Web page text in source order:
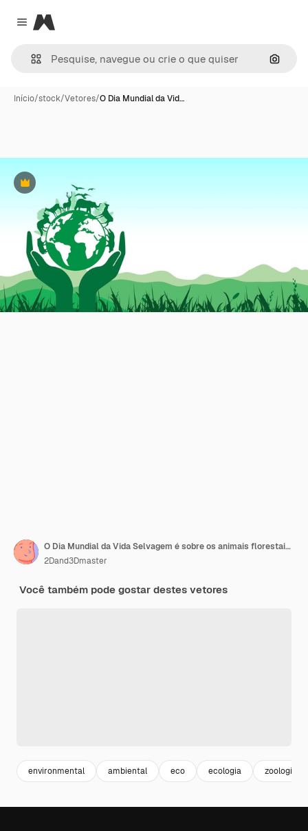
Close menu
Magnific
Início/stock/Vetores/O Dia Mundial da Vid…
Premium
O Dia Mundial da Vida Selvagem é sobre os animais florestais e o ciclo de vida dos animais da floresta.
2Dand3Dmaster
Você também pode gostar destes vetores
environmental ambiental eco ecologia zoologico